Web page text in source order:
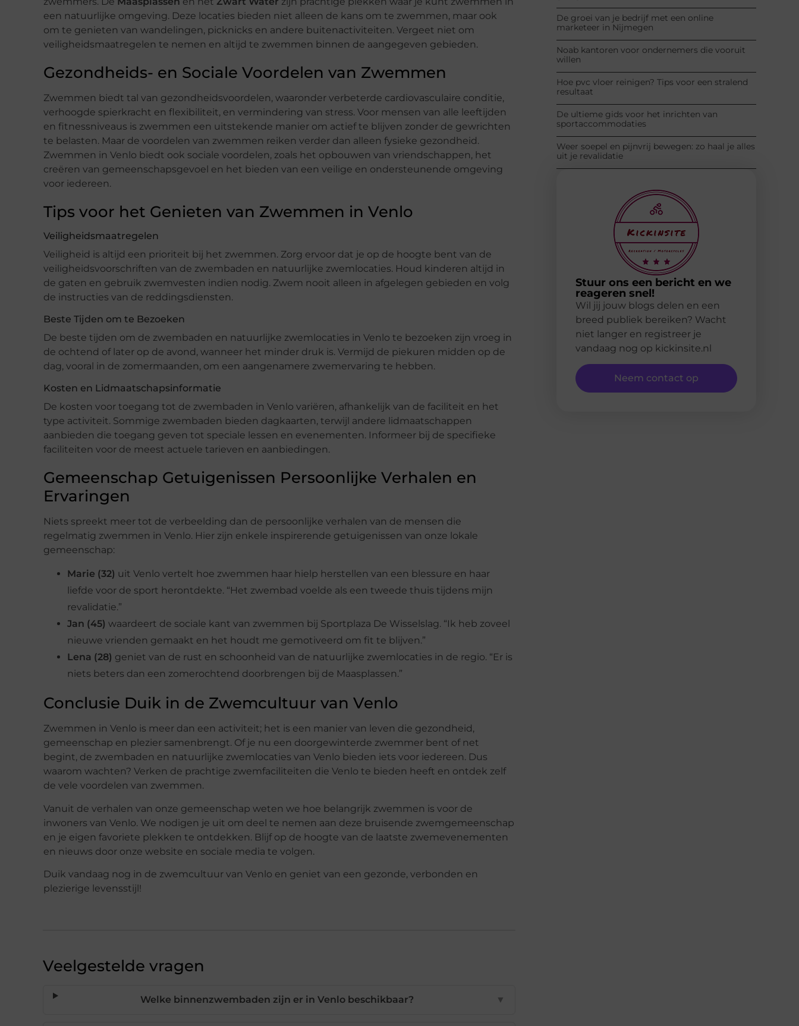
een natuurlijke omgeving. Deze locaties bieden niet alleen de kans om te zwemmen, maar ook
om te genieten van wandelingen, picknicks en andere buitenactiviteiten. Vergeet niet om
veiligheidsmaatregelen te nemen en altijd te zwemmen binnen de aangegeven gebieden.
Gezondheids- en Sociale Voordelen van Zwemmen
Zwemmen biedt tal van gezondheidsvoordelen, waaronder verbeterde cardiovasculaire conditie,
verhoogde spierkracht en flexibiliteit, en vermindering van stress. Voor mensen van alle leeftijden
en fitnessniveaus is zwemmen een uitstekende manier om actief te blijven zonder de gewrichten
te belasten. Maar de voordelen van zwemmen reiken verder dan alleen fysieke gezondheid.
Zwemmen in Venlo biedt ook sociale voordelen, zoals het opbouwen van vriendschappen, het
creëren van gemeenschapsgevoel en het bieden van een veilige en ondersteunende omgeving
voor iedereen.
Tips voor het Genieten van Zwemmen in Venlo
Veiligheidsmaatregelen
Veiligheid is altijd een prioriteit bij het zwemmen. Zorg ervoor dat je op de hoogte bent van de
veiligheidsvoorschriften van de zwembaden en natuurlijke zwemlocaties. Houd kinderen altijd in
de gaten en gebruik zwemvesten indien nodig. Zwem nooit alleen in afgelegen gebieden en volg
de instructies van de reddingsdiensten.
Beste Tijden om te Bezoeken
De beste tijden om de zwembaden en natuurlijke zwemlocaties in Venlo te bezoeken zijn vroeg in
de ochtend of later op de avond, wanneer het minder druk is. Vermijd de piekuren midden op de
dag, vooral in de zomermaanden, om een aangenamere zwemervaring te hebben.
Kosten en Lidmaatschapsinformatie
De kosten voor toegang tot de zwembaden in Venlo variëren, afhankelijk van de faciliteit en het
type activiteit. Sommige zwembaden bieden dagkaarten, terwijl andere lidmaatschappen
aanbieden die toegang geven tot speciale lessen en evenementen. Informeer bij de specifieke
faciliteiten voor de meest actuele tarieven en aanbiedingen.
Gemeenschap Getuigenissen Persoonlijke Verhalen en
Ervaringen
Niets spreekt meer tot de verbeelding dan de persoonlijke verhalen van de mensen die
regelmatig zwemmen in Venlo. Hier zijn enkele inspirerende getuigenissen van onze lokale
gemeenschap:
Marie (32) uit Venlo vertelt hoe zwemmen haar hielp herstellen van een blessure en haar
liefde voor de sport herontdekte. “Het zwembad voelde als een tweede thuis tijdens mijn
revalidatie.”
Jan (45) waardeert de sociale kant van zwemmen bij Sportplaza De Wisselslag. “Ik heb zoveel
nieuwe vrienden gemaakt en het houdt me gemotiveerd om fit te blijven.”
Lena (28) geniet van de rust en schoonheid van de natuurlijke zwemlocaties in de regio. “Er is
niets beters dan een zomerochtend doorbrengen bij de Maasplassen.”
Conclusie Duik in de Zwemcultuur van Venlo
Zwemmen in Venlo is meer dan een activiteit; het is een manier van leven die gezondheid,
gemeenschap en plezier samenbrengt. Of je nu een doorgewinterde zwemmer bent of net
begint, de zwembaden en natuurlijke zwemlocaties van Venlo bieden iets voor iedereen. Dus
waarom wachten? Verken de prachtige zwemfaciliteiten die Venlo te bieden heeft en ontdek zelf
de vele voordelen van zwemmen.
Vanuit de verhalen van onze gemeenschap weten we hoe belangrijk zwemmen is voor de
inwoners van Venlo. We nodigen je uit om deel te nemen aan deze bruisende zwemgemeenschap
en je eigen favoriete plekken te ontdekken. Blijf op de hoogte van de laatste zwemevenementen
en nieuws door onze website en sociale media te volgen.
Duik vandaag nog in de zwemcultuur van Venlo en geniet van een gezonde, verbonden en
plezierige levensstijl!
Veelgestelde vragen
Welke binnenzwembaden zijn er in Venlo beschikbaar? ▼
De groei van je bedrijf met een online
marketeer in Nijmegen
Noab kantoren voor ondernemers die vooruit
willen
Hoe pvc vloer reinigen? Tips voor een stralend
resultaat
De ultieme gids voor het inrichten van
sportaccommodaties
Weer soepel en pijnvrij bewegen: zo haal je alles
uit je revalidatie
Stuur ons een bericht en we
reageren snel!
Wil jij jouw blogs delen en een
breed publiek bereiken? Wacht
niet langer en registreer je
vandaag nog op kickinsite.nl
Neem contact op